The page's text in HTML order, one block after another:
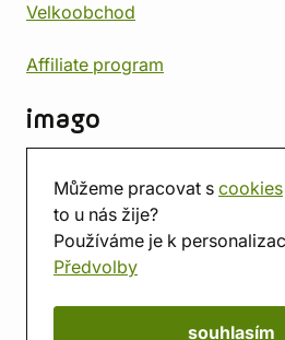
Můžeme pracovat s cookies
to u nás žije?
Používáme je k
Předvolby
souhlasím
Velkoobchod
Affiliate program
imago
Prodejna
Herna
O nás
Hodnocení obchodu